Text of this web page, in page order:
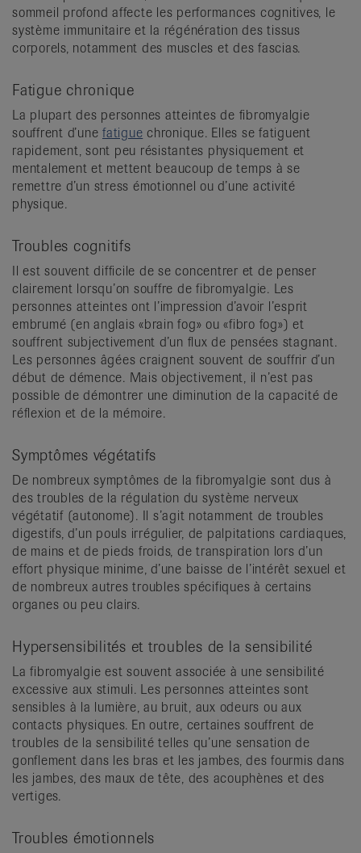
sommeil profond affecte les performances cognitives, le
système immunitaire et la régénération des tissus
corporels, notamment des muscles et des fascias.
Fatigue chronique
La plupart des personnes atteintes de fibromyalgie
souffrent d’une fatigue chronique. Elles se fatiguent
rapidement, sont peu résistantes physiquement et
mentalement et mettent beaucoup de temps à se
remettre d’un stress émotionnel ou d’une activité
physique.
Troubles cognitifs
Il est souvent difficile de se concentrer et de penser
clairement lorsqu’on souffre de fibromyalgie. Les
personnes atteintes ont l’impression d’avoir l’esprit
embrumé (en anglais «brain fog» ou «fibro fog») et
souffrent subjectivement d’un flux de pensées stagnant.
Les personnes âgées craignent souvent de souffrir d’un
début de démence. Mais objectivement, il n’est pas
possible de démontrer une diminution de la capacité de
réflexion et de la mémoire.
Symptômes végétatifs
De nombreux symptômes de la fibromyalgie sont dus à
des troubles de la régulation du système nerveux
végétatif (autonome). Il s’agit notamment de troubles
digestifs, d’un pouls irrégulier, de palpitations cardiaques,
de mains et de pieds froids, de transpiration lors d’un
effort physique minime, d’une baisse de l’intérêt sexuel et
de nombreux autres troubles spécifiques à certains
organes ou peu clairs.
Hypersensibilités et troubles de la sensibilité
La fibromyalgie est souvent associée à une sensibilité
excessive aux stimuli. Les personnes atteintes sont
sensibles à la lumière, au bruit, aux odeurs ou aux
contacts physiques. En outre, certaines souffrent de
troubles de la sensibilité telles qu’une sensation de
gonflement dans les bras et les jambes, des fourmis dans
les jambes, des maux de tête, des acouphènes et des
vertiges.
Troubles émotionnels